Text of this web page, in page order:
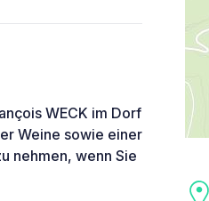
WECK im Dorf
Weine sowie einer
nehmen, wenn Sie